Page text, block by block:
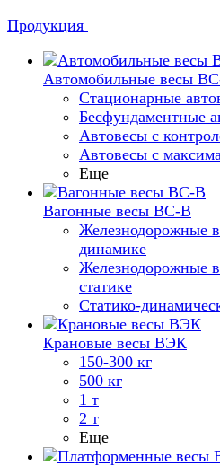
Продукция
Автомобильные весы
Стационарные
Бесфундаментные
Автовесы с
Автовесы с
Еще
Вагонные весы ВС-В
Железнодорожные
динамике
Железнодорожные
статике
Статико-
Крановые весы ВЭК
150-300 кг
500 кг
1 т
2 т
Еще